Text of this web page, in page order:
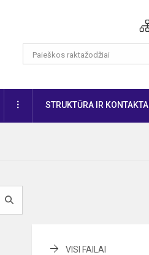
DAUGIAUSTRUKTŪRA IR KONTAKTAI
VISI FAILAI